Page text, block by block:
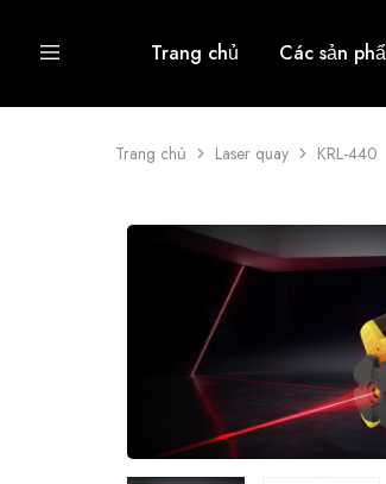
Trang chủ Các sản
Trang chủ Laser quay KRL-440